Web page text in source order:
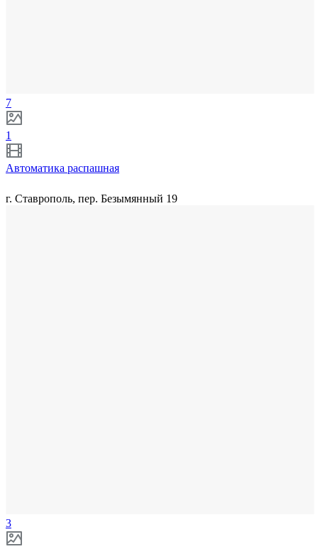
7
1
Автоматика распашная
г. Ставрополь, пер. Безымянный 19
3